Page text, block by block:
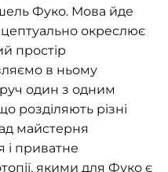
Фуко. Мова йде
окреслює
простір
в ньому
один з одним
розділяють різні
майстерня
і приватне
якими для Фуко є